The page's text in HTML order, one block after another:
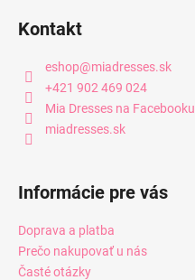
Kontakt
eshop@miadresses.sk
+421 902 469 024
Mia Dresses na Facebooku
miadresses.sk
Informácie pre vás
Doprava a platba
Prečo nakupovať u nás
Časté otázky